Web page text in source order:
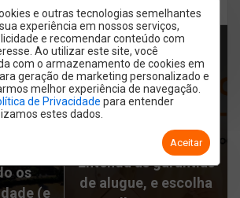
e outras tecnologias semelhantes
experiência em nossos serviços,
e recomendar conteúdo com
Ao utilizar este site, você
com o armazenamento de cookies em
geração de marketing personalizado e
melhor experiência de navegação.
de Privacidade para entender
estes dados.
Aceitar
em
os
(e
PRÓXIMO ARTIGO
Fiador, seguro fiança
capitalização?
Entenda as garantias
de alugue, e escolha